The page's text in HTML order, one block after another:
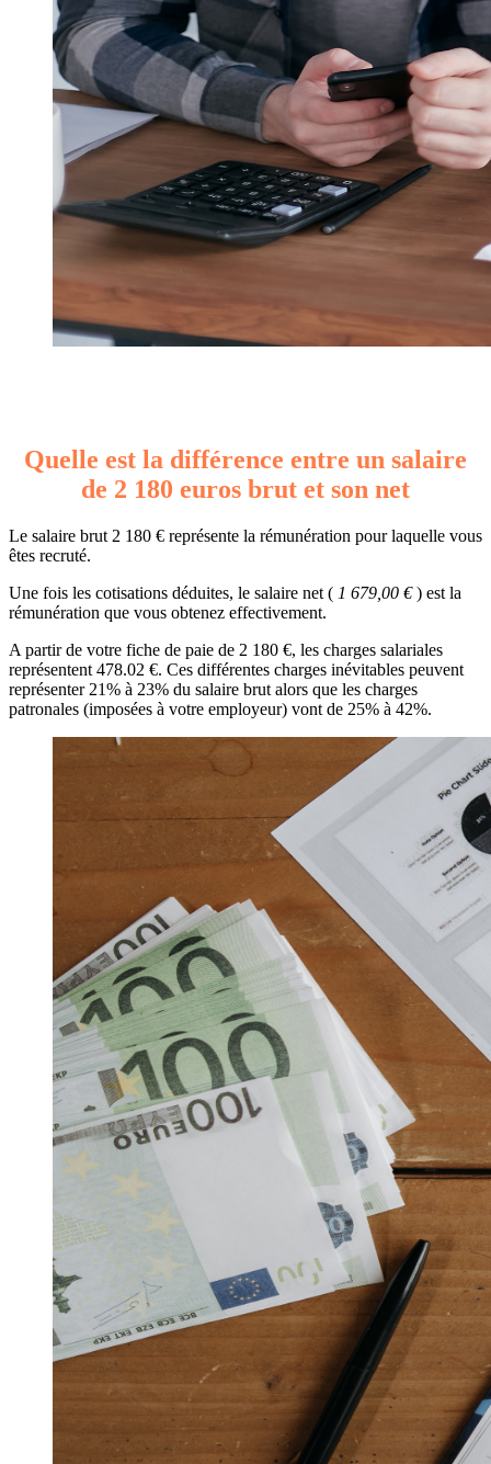
Quelle est la différence entre un salaire
de 2 180 euros brut et son net
Le salaire brut 2 180 € représente la rémunération pour laquelle vous
êtes recruté.
Une fois les cotisations déduites, le salaire net ( 1 679,00 €) est la
rémunération que vous obtenez effectivement.
A partir de votre fiche de paie de 2 180 €, les charges salariales
représentent 478.02 €. Ces différentes charges inévitables peuvent
représenter 21% à 23% du salaire brut alors que les charges
patronales (imposées à votre employeur) vont de 25% à 42%.